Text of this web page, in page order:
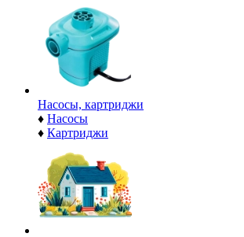
Насосы, картриджи
♦ Насосы
♦ Картриджи